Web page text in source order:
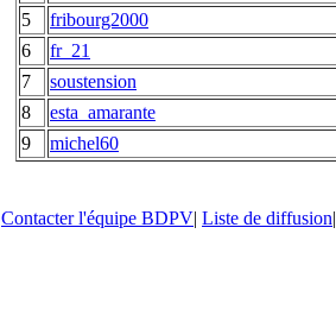
5
fribourg2000
6
fr_21
7
soustension
8
esta_amarante
9
michel60
Contacter l'équipe BDPV| Liste de diffusion